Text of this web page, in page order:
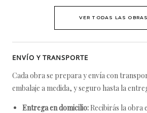
VER TODAS LAS OBRAS
ENVÍO Y TRANSPORTE
Cada obra se prepara y envía con
embalaje a medida, y seguro hasta la
Entrega en domicilio: Recibirás la obra